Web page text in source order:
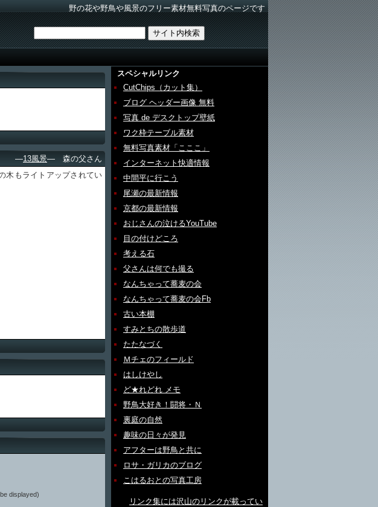
野の花や野鳥や風景のフリー素材無料写真のページです
―13風景― 森の父さん
木もライトアップされてい
displayed)
スペシャルリンク
CutChips（カット集）
ブログ ヘッダー画像 無料
写真 de デスクトップ壁紙
ワク枠テーブル素材
無料写真素材「こここ」
インターネット快適情報
中間平に行こう
尾瀬の最新情報
京都の最新情報
おじさんの泣けるYouTube
目の付けどころ
考える石
父さんは何でも撮る
なんちゃって蕎麦の会
なんちゃって蕎麦の会Fb
古い本棚
すみとちの散歩道
たたなづく
Ｍチェのフィールド
はしけやし
ど★れどれ メモ
野鳥大好き！闘将・Ｎ
裏庭の自然
趣味の日々が発見
アフターは野鳥と共に
ロサ・ガリカのブログ
こはるおとの写真工房
リンク集には沢山のリンクが載ってい